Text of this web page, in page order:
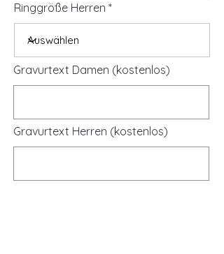
Ringgröße Herren
Gravurtext Damen (kostenlos)
Gravurtext Herren (kostenlos)